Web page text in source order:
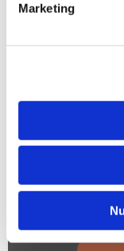
Marketing
Sie